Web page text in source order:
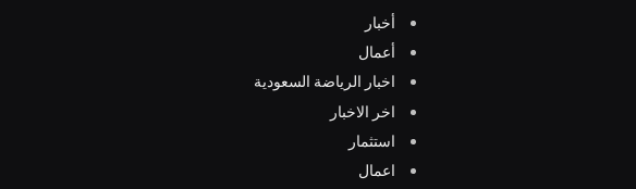
أخبار
أعمال
اخبار الرياضة السعودية
اخر الاخبار
استثمار
اعمال